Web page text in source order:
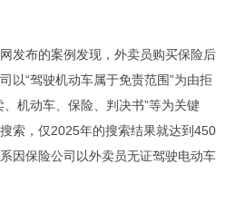
发布的案例发现，外卖员购买保险后
以“驾驶机动车属于免责范围”为由拒
机动车、保险、判决书”等为关键
索，仅2025年的搜索结果就达到450
因保险公司以外卖员无证驾驶电动车